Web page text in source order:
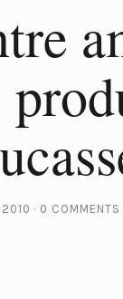
2010 0 COMMENTS